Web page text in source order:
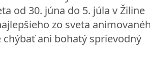
od 30. júna do 5. júla v Žiline
zo sveta
ani bohatý sprievodný